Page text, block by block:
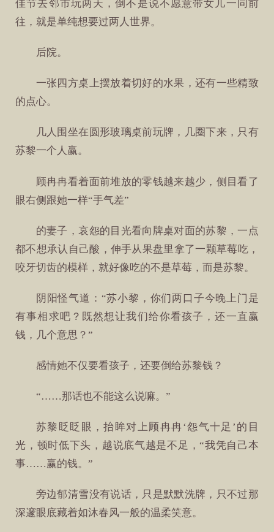
佳节去邻市玩两天，倒不是说不愿意带女儿一同前
往，就是单纯想要过两人世界。
后院。
一张四方桌上摆放着切好的水果，还有一些精致
的点心。
几人围坐在圆形玻璃桌前玩牌，几圈下来，只有
苏黎一个人赢。
顾冉冉看着面前堆放的零钱越来越少，侧目看了
眼右侧跟她一样“手气差”
的妻子，哀怨的目光看向牌桌对面的苏黎，一点
都不想承认自己酸，伸手从果盘里拿了一颗草莓吃，
咬牙切齿的模样，就好像吃的不是草莓，而是苏黎。
阴阳怪气道：“苏小黎，你们两口子今晚上门是
有事相求吧？既然想让我们给你看孩子，还一直赢
钱，几个意思？”
感情她不仅要看孩子，还要倒给苏黎钱？
“……那话也不能这么说嘛。”
苏黎眨眨眼，抬眸对上顾冉冉‘怨气十足’的目
光，顿时低下头，越说底气越是不足，“我凭自己本
事……赢的钱。”
旁边郁清雪没有说话，只是默默洗牌，只不过那
深邃眼底藏着如沐春风一般的温柔笑意。